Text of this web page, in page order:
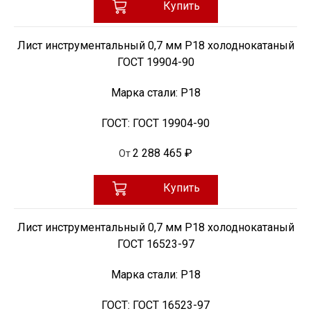
Купить
Лист инструментальный 0,7 мм Р18 холоднокатаный
ГОСТ 19904-90
Марка стали: Р18
ГОСТ: ГОСТ 19904-90
От2 288 465 ₽
Купить
Лист инструментальный 0,7 мм Р18 холоднокатаный
ГОСТ 16523-97
Марка стали: Р18
ГОСТ: ГОСТ 16523-97